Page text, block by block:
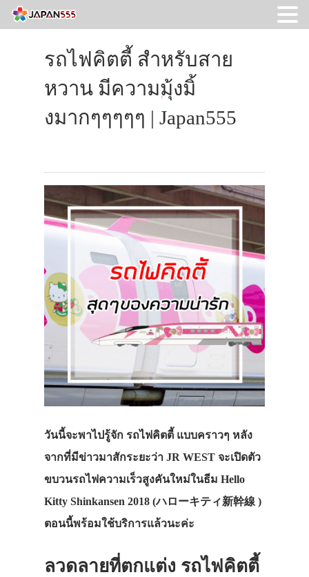
รถไฟคิตตี้ สำหรับสาย
หวาน มีความมุ้งมิ้
งมากๆๆๆๆๆ | Japan555
วันนี้จะพาไปรู้จัก รถไฟคิตตี้ แบบคราวๆ หลัง
จากที่มีข่าวมาสักระยะว่า JR WEST จะเปิดตัว
ขบวนรถไฟความเร็วสูงคันใหม่ในธีม Hello
Kitty Shinkansen 2018 (ハローキティ新幹線 )
ตอนนี้พร้อมใช้บริการแล้วนะค่ะ
ลวดลายที่ตกแต่ง รถไฟคิตตี้